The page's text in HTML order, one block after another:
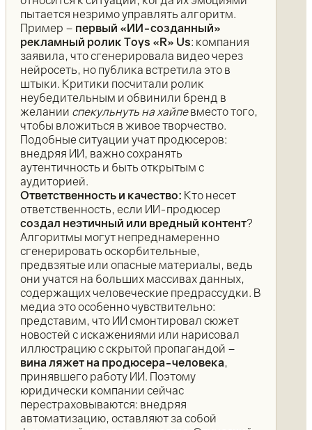
пытается незримо управлять алгоритм.
Пример – первый «ИИ-созданный»
рекламный ролик Toys «R» Us: компания
заявила, что сгенерировала видео через
нейросеть, но публика встретила это в
штыки. Критики посчитали ролик
неубедительным и обвинили бренд в
желании спекульнуть на хайпевместо того,
чтобы вложиться в живое творчество.
Подобные ситуации учат продюсеров:
внедряя ИИ, важно сохранять
аутентичность и быть открытым с
аудиторией.
Ответственность и качество: Кто несет
ответственность, если ИИ-продюсер
создал неэтичный или вредный контент?
Алгоритмы могут непреднамеренно
сгенерировать оскорбительные,
предвзятые или опасные материалы, ведь
они учатся на больших массивах данных,
содержащих человеческие предрассудки. В
медиа это особенно чувствительно:
представим, что ИИ смонтировал сюжет
новостей с искажениями или нарисовал
иллюстрацию с скрытой пропагандой –
вина ляжет на продюсера-человека,
принявшего работу ИИ. Поэтому
юридически компании сейчас
перестраховываются: внедряя
автоматизацию, оставляют за собой